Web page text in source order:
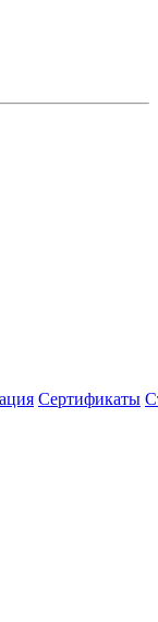
Сертификаты